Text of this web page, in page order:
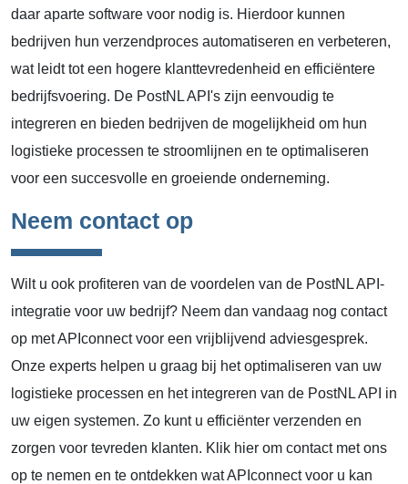
daar aparte software voor nodig is. Hierdoor kunnen
bedrijven hun verzendproces automatiseren en verbeteren,
wat leidt tot een hogere klanttevredenheid en efficiëntere
bedrijfsvoering. De PostNL API's zijn eenvoudig te
integreren en bieden bedrijven de mogelijkheid om hun
logistieke processen te stroomlijnen en te optimaliseren
voor een succesvolle en groeiende onderneming.
Neem contact op
Wilt u ook profiteren van de voordelen van de PostNL API-
integratie voor uw bedrijf? Neem dan vandaag nog contact
op met APIconnect voor een vrijblijvend adviesgesprek.
Onze experts helpen u graag bij het optimaliseren van uw
logistieke processen en het integreren van de PostNL API in
uw eigen systemen. Zo kunt u efficiënter verzenden en
zorgen voor tevreden klanten. Klik hier om contact met ons
op te nemen en te ontdekken wat APIconnect voor u kan